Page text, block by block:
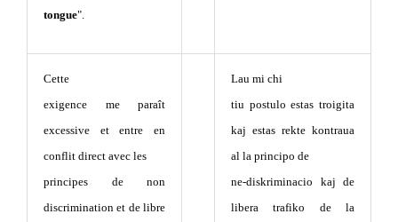
tongue".
Cette
exigence me paraît
excessive et entre en
conflit direct avec les
principes de non
discrimination et de libre
Lau mi chi
tiu postulo estas troigita
kaj estas rekte kontraua
al la principo de
ne-diskriminacio kaj de
libera trafiko de la